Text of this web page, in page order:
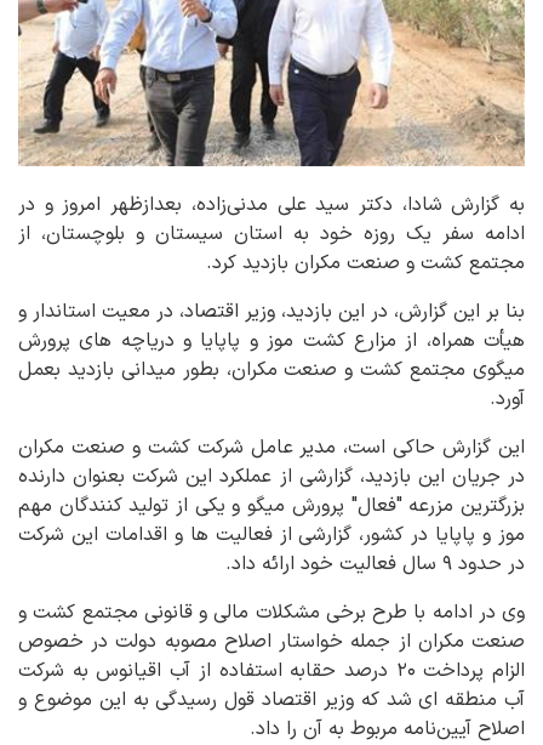
به گزارش شادا، دکتر سید علی مدنی‌زاده، بعدازظهر امروز و در
ادامه سفر یک روزه خود به استان سیستان و بلوچستان، از
مجتمع کشت و صنعت مکران بازدید کرد.
بنا بر این گزارش، در این بازدید، وزیر اقتصاد، در معیت استاندار و
هیأت همراه، از مزارع کشت موز و پاپایا و دریاچه های پرورش
میگوی مجتمع کشت و صنعت مکران، بطور میدانی بازدید بعمل
آورد.
این گزارش حاکی است، مدیر عامل شرکت کشت و صنعت مکران
در جریان این بازدید، گزارشی از عملکرد این شرکت بعنوان دارنده
بزرگترین مزرعه "فعال" پرورش میگو و یکی از تولید کنندگان مهم
موز و پاپایا در کشور، گزارشی از فعالیت ها و اقدامات این شرکت
در حدود ۹ سال فعالیت خود ارائه داد.
وی در ادامه با طرح برخی مشکلات مالی و قانونی مجتمع کشت و
صنعت مکران از جمله خواستار اصلاح مصوبه دولت در خصوص
الزام پرداخت ۲۰ درصد حقابه استفاده از آب اقیانوس به شرکت
آب منطقه ای شد که وزیر اقتصاد قول رسیدگی به این موضوع و
اصلاح آیین‌نامه مربوط به آن را داد.